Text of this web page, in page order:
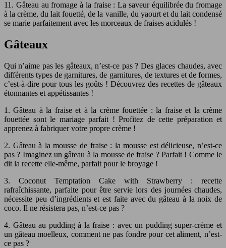
11. Gâteau au fromage à la fraise : La saveur équilibrée du fromage
à la crème, du lait fouetté, de la vanille, du yaourt et du lait condensé
se marie parfaitement avec les morceaux de fraises acidulés !
Gâteaux
Qui n’aime pas les gâteaux, n’est-ce pas ? Des glaces chaudes, avec
différents types de garnitures, de garnitures, de textures et de formes,
c’est-à-dire pour tous les goûts ! Découvrez des recettes de gâteaux
étonnantes et appétissantes !
1. Gâteau à la fraise et à la crème fouettée : la fraise et la crème
fouettée sont le mariage parfait ! Profitez de cette préparation et
apprenez à fabriquer votre propre crème !
2. Gâteau à la mousse de fraise : la mousse est délicieuse, n’est-ce
pas ? Imaginez un gâteau à la mousse de fraise ? Parfait ! Comme le
dit la recette elle-même, parfait pour le broyage !
3. Coconut Temptation Cake with Strawberry : recette
rafraîchissante, parfaite pour être servie lors des journées chaudes,
nécessite peu d’ingrédients et est faite avec du gâteau à la noix de
coco. Il ne résistera pas, n’est-ce pas ?
4. Gâteau au pudding à la fraise : avec un pudding super-crème et
un gâteau moelleux, comment ne pas fondre pour cet aliment, n’est-
ce pas ?